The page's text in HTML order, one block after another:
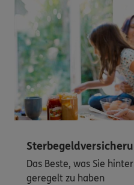
Das Beste, was Sie
geregelt zu haben